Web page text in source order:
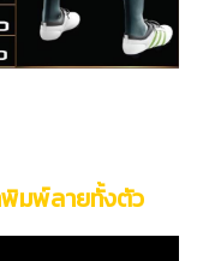
มพ์ลายทั้งตัว